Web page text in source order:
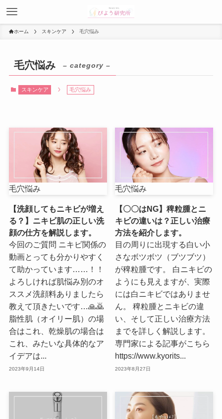
ホーム スキンケア 毛穴悩み
毛穴悩み – category –
スキンケア 毛穴悩み
毛穴悩み
【洗顔してもニキビが増え
る？】ニキビ肌の正しい洗
顔の仕方を解説します。
今回のご質問 ニキビ関係の
動画とっても分かりやすく
て助かっています……！！
よろしければ肌悩み別のオ
ススメ洗顔料ありましたら
教えて頂きたいです…🙏🙇
脂性肌（オイリー肌）の場
合はこれ、乾燥肌の場合は
これ、みたいな具体的なア
イデアは...
2023年9月14日
毛穴悩み
【〇〇はNG】稗粒腫とニ
キビの違いは？正しい治療
方法を紹介します。
目の周りに出現する白い小
さなボツボツ（ブツブツ）
が稗粒腫です。 白ニキビの
ようにも見えますが、実際
には白ニキビではありませ
ん。 稗粒腫とニキビの違
い、そして正しい治療方法
までを詳しく解説します。
専門家による記事がこちら
https://www.kyorits...
2023年8月27日